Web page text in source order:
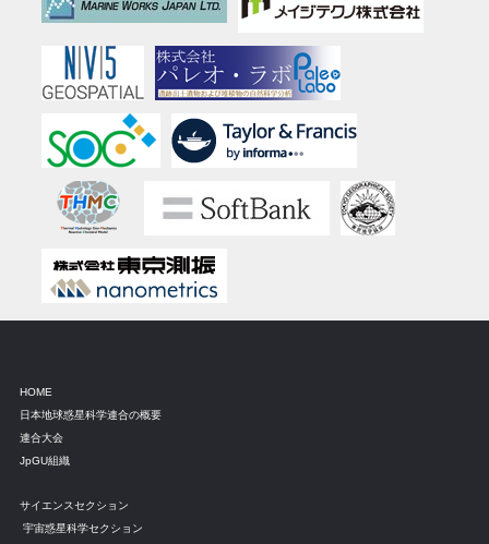
HOME
日本地球惑星科学連合の概要
連合大会
JpGU組織
サイエンスセクション
宇宙惑星科学セクション